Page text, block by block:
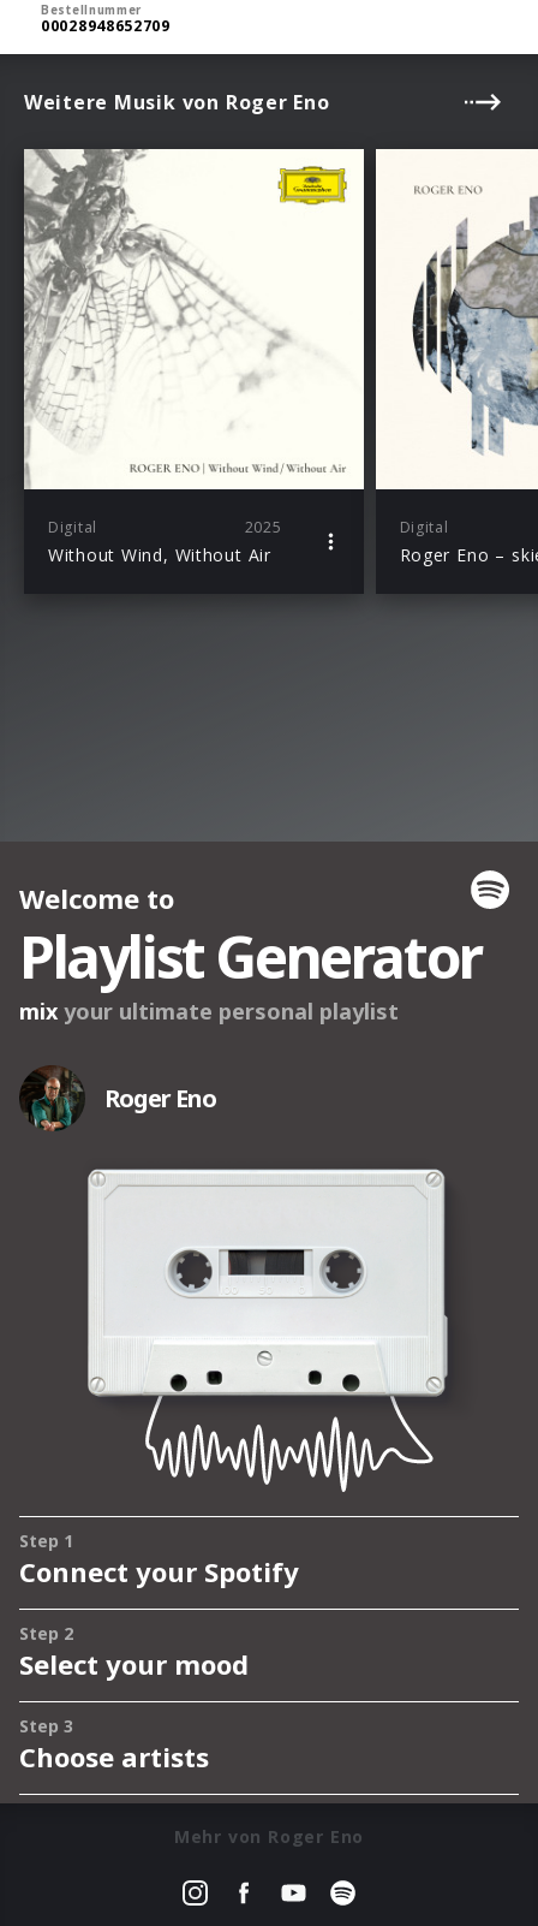
Bestellnummer
00028948652709
Weitere Musik von Roger Eno
Digital 2025
Without Wind, Without Air
Digital
Roger Eno –
Mehr von Roger Eno